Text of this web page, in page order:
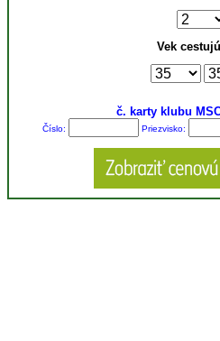
Vek
č. karty klubu
Číslo:
Priezvisko: